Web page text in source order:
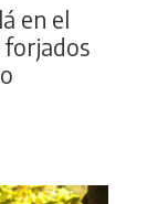
en el
forjados